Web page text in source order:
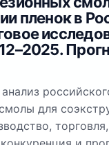
пленок в
для
торговля,